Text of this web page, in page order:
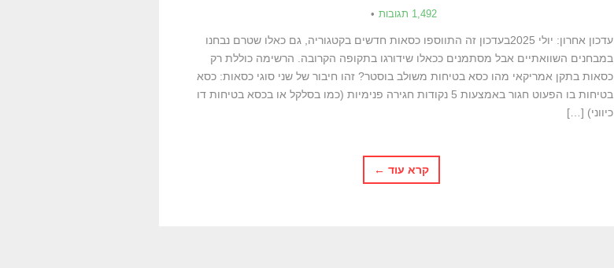
1,492 תגובות
עדכון אחרון: יולי 2025בעדכון זה התווספו כסאות חדשים בקטגוריה, גם כאלו שטרם נבחנו
במבחנים השוואתיים אבל מסתמנים ככאלו שידורגו בתקופה הקרובה. הרשימה כוללת רק
כסאות בתקן אמריקאי מהו כסא בטיחות משולב בוסטר? זהו חיבור של שני סוגי כסאות: כסא
בטיחות בו הפעוט חגור באמצעות 5 נקודות חגירה פנימיות (כמו בסלקל או בכסא בטיחות דו
כיווני) […]
קרא עוד ←